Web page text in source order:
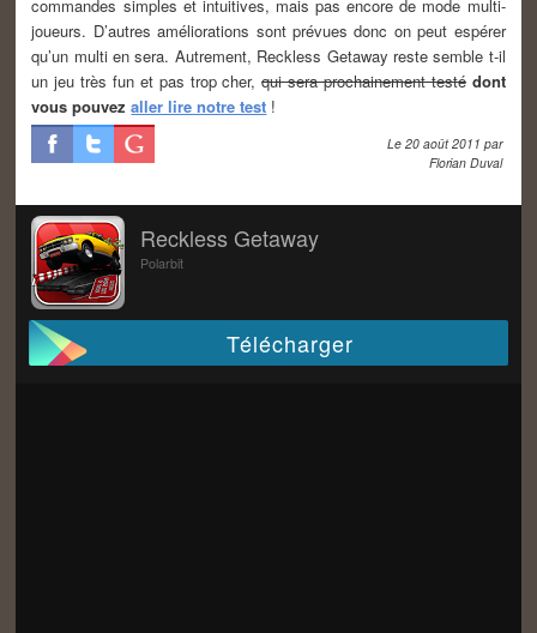
commandes simples et intuitives, mais pas encore de mode multi-
joueurs. D’autres améliorations sont prévues donc on peut espérer
qu’un multi en sera. Autrement, Reckless Getaway reste semble t-il
un jeu très fun et pas trop cher,qui sera prochainement testé dont
vous pouvezaller lire notre test !
Le 20 août 2011 par
Florian Duval
Reckless Getaway
Polarbit
Télécharger